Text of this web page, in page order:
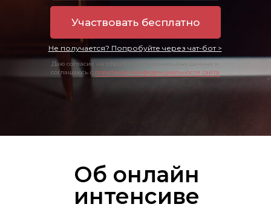
Участвовать бесплатно
Даю согласие на обработку персональных данных и
соглашаюсь с политикой конфиденциальности сайта
Не получается? Попробуйте через чат-бот >
Об онлайн
интенсиве